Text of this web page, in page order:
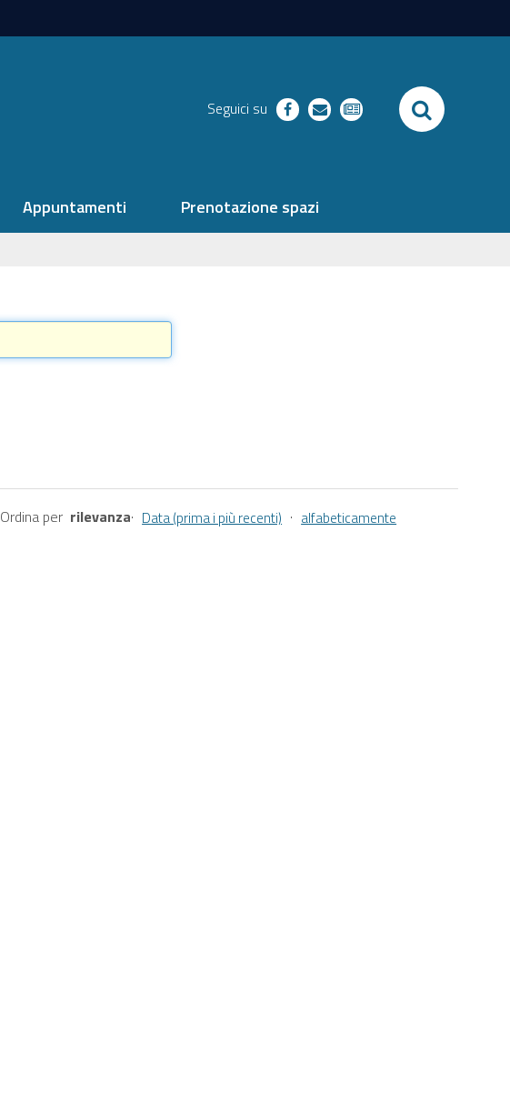
Seguici su facebookrichiestenewsletter SEARCH
Appuntamenti Prenotazione spazi
Ordina per rilevanza· Data (prima i più recenti) · alfabeticamente